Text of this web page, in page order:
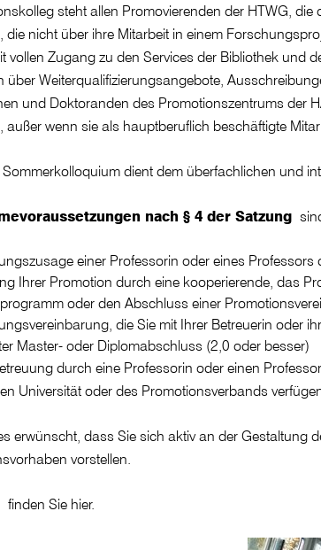
steht allen Promovierenden der HTWG,
die nicht über ihre Mitarbeit in einem
vollen Zugang zu den Services der Bibliothek und
über Weiterqualifizierungsangebote,
und Doktoranden des Promotionszentrums der
außer wenn sie als hauptberuflich beschäftigte
dient dem überfachlichen und
nach § 4 der Satzung
einer Professorin oder eines Professors
Ihrer Promotion durch eine kooperierende, das
oder den Abschluss einer
die Sie mit Ihrer Betreuerin oder
Master- oder Diplomabschluss (2,0 oder besser)
durch eine Professorin oder einen
Universität oder des Promotionsverbands
erwünscht, dass Sie sich aktiv an der Gestaltung
vorstellen.
finden Sie hier.